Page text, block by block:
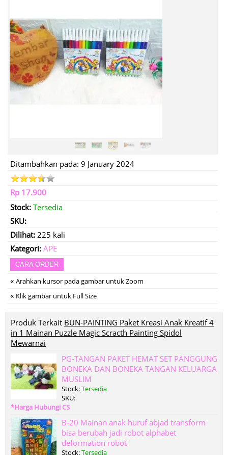
Ditambahkan pada: 9 January 2024
Rp 17.900
Stock: Tersedia
SKU:
Dilihat: 225 kali
Kategori: APE
CARA ORDER
« Arahkan kursor pada gambar untuk Zoom
« Klik gambar untuk Full Size
Produk Terkait BUN-PAINTING Paket Kreasi Anak Kreatif 4
in 1 Mainan Puzzle Magic Scracth Painting Spidol
Mewarnai
PG-TANGAN PAKET HEMAT SET PANGGUNG
BONEKA DAN BONEKA TANGAN KELUARGA
MUSLIM
Stock:Tersedia
SKU:
*Harga Hubungi CS
B-20 Mainan anak huruf abjad transform
bisa berubah jadi robot alphabet
deformation robot
Stock:Tersedia